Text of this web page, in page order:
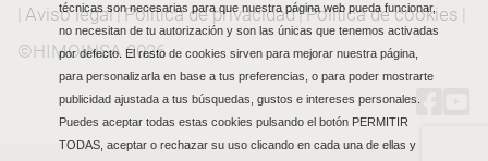
Aviso legal |Política de privacidad|Política de cookies
©HIMOINSA 2026
técnicas son necesarias para que nuestra página web pueda funcionar,
no necesitan de tu autorización y son las únicas que tenemos activadas
por defecto. El resto de cookies sirven para mejorar nuestra página,
para personalizarla en base a tus preferencias, o para poder mostrarte
publicidad ajustada a tus búsquedas, gustos e intereses personales.
Puedes aceptar todas estas cookies pulsando el botón PERMITIR
TODAS, aceptar o rechazar su uso clicando en cada una de ellas y